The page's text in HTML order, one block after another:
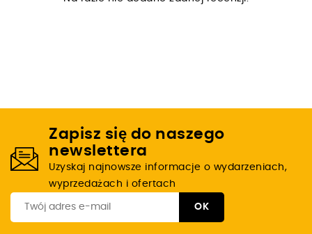
Zapisz się do naszego
newslettera
Uzyskaj najnowsze informacje o wydarzeniach,
wyprzedażach i ofertach